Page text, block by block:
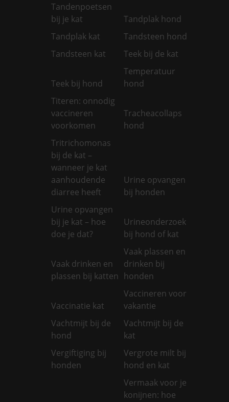
Tandenpoetsen
bij je kat
Tandplak hond
Tandplak kat
Tandsteen hond
Tandsteen kat
Teek bij de kat
Teek bij hond
Temperatuur
hond
Titeren: onnodig
vaccineren
voorkomen
Tracheacollaps
hond
Tritrichomonas
bij de kat –
wanneer je kat
aanhoudende
diarree heeft
Urine opvangen
bij honden
Urine opvangen
bij je kat – hoe
doe je dat?
Urineonderzoek
bij hond of kat
Vaak drinken en
plassen bij katten
Vaak plassen en
drinken bij
honden
Vaccinatie kat
Vaccineren voor
vakantie
Vachtmijt bij de
hond
Vachtmijt bij de
kat
Vergiftiging bij
honden
Vergrote milt bij
hond en kat
Vermaak voor je
konijnen: hoe